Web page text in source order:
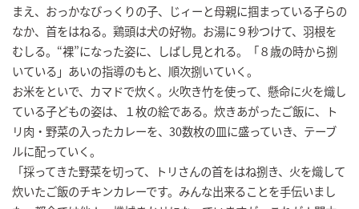
まえ、おっかなびっくりの子、じィーと母親に掴まっている子らの
なか、首をはねる。鶏頭は犬の好物。お湯に９秒つけて、羽根を
むしる。“裸”になった姿に、しばし見とれる。「８歳の時から捌
いている」あいの指導のもと、順次捌いていく。
お米をといで、カマドで炊く。火吹き竹を使って、懸命に火を熾し
ている子どもの姿は、１枚の絵である。炊きあがったご飯に、ト
リ肉・野菜の入ったカレーを、30数枚の皿に盛っていき、テーブ
ルに配っていく。
「採ってきた野菜を切って、トリさんの首をはね捌き、火を熾して
炊いたご飯のチキンカレーです。みんな出来ることを手伝いまし